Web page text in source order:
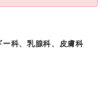
科、乳腺科、皮膚科